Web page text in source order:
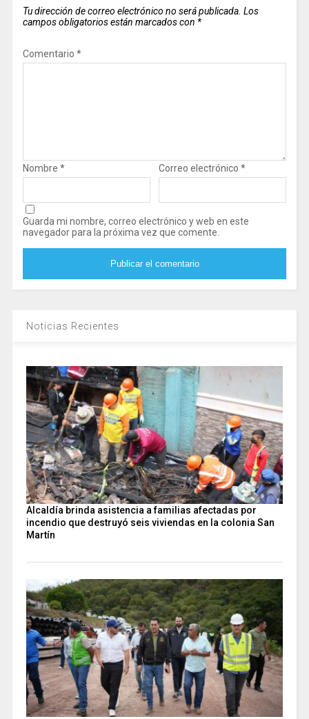
Tu dirección de correo electrónico no será publicada. Los
campos obligatorios están marcados con *
Comentario *
Nombre * Correo electrónico *
Guarda mi nombre, correo electrónico y web en este
navegador para la próxima vez que comente.
Noticias Recientes
Alcaldía brinda asistencia a familias afectadas por
incendio que destruyó seis viviendas en la colonia San
Martín